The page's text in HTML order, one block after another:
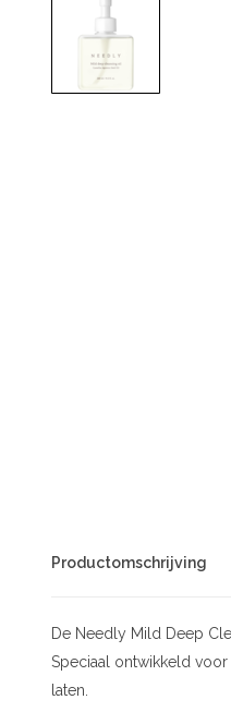
Productomschrijving
De Needly Mild Deep
Speciaal ontwikkeld
laten.